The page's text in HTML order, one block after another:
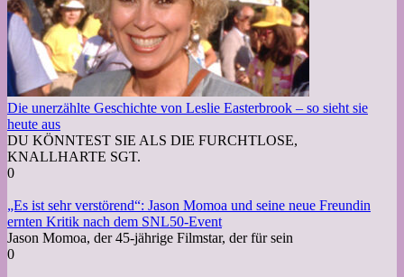
Die unerzählte Geschichte von Leslie Easterbrook – so sieht sie
heute aus
DU KÖNNTEST SIE ALS DIE FURCHTLOSE,
KNALLHARTE SGT.
0
„Es ist sehr verstörend“: Jason Momoa und seine neue Freundin
ernten Kritik nach dem SNL50-Event
Jason Momoa, der 45-jährige Filmstar, der für sein
0